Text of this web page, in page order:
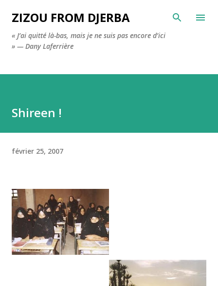
Accéder au contenu principal
ZIZOU FROM DJERBA
« J’ai quitté là-bas, mais je ne suis pas encore d’ici
» — Dany Laferrière
Shireen !
février 25, 2007